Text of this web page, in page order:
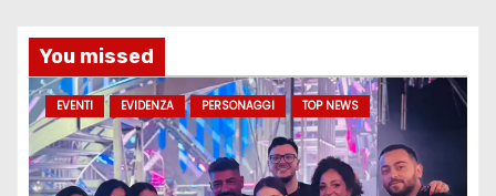
You missed
EVENTI EVIDENZA PERSONAGGI TOP NEWS